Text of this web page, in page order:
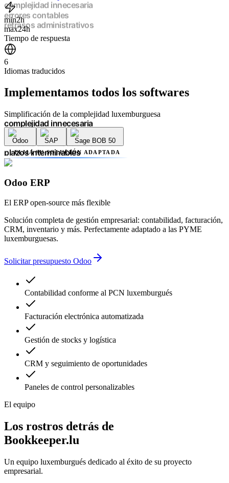
múltiples proveedores
complejidad innecesaria
errores contables
retrasos administrativos
plazos interminables
falta de transparencia
múltiples proveedores
complejidad innecesaria
retrasos administrativos
falta de transparencia
múltiples proveedores
complejidad innecesaria
errores contables
retrasos administrativos
plazos interminables
múltiples proveedores
errores contables
min2h
max24h
Tiempo de respuesta
6
Idiomas traducidos
Implementamos todos los softwares
Simplificación de la complejidad luxemburguesa
Odoo SAP Sage BOB 50
ELIJA SU SOLUCIÓN ADAPTADA
Odoo ERP
El ERP open-source más flexible
Solución completa de gestión empresarial: contabilidad, facturación,
CRM, inventario y más. Perfectamente adaptado a las PYME
luxemburguesas.
Solicitar presupuesto Odoo
Contabilidad conforme al PCN luxemburgués
Facturación electrónica automatizada
Gestión de stocks y logística
CRM y seguimiento de oportunidades
Paneles de control personalizables
El equipo
Los rostros detrás de
Bookkeeper.lu
Un equipo luxemburgués dedicado al éxito de su proyecto
empresarial.